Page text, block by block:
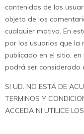
contenidos de los
objeto de los
cualquier motivo. En
por los usuarios que la
publicado en el sitio,
podrá ser considerado
SI UD. NO ESTÁ DE
TERMINOS Y
ACCEDA NI UTILICE